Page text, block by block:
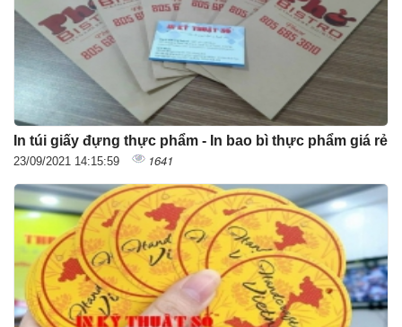
In túi giấy đựng thực phẩm - In bao bì thực phẩm giá rẻ
23/09/2021 14:15:59 1641